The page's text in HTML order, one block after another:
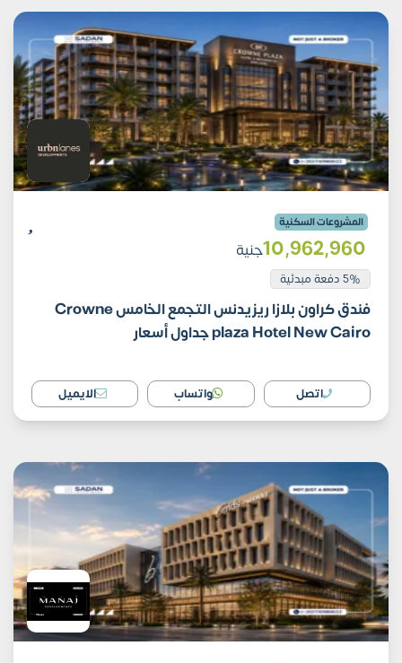
المشروعات السكنية
10٬962٬960جنية
5% دفعة مبدئية
فندق كراون بلازا ريزيدنس التجمع الخامس Crowne
plaza Hotel New Cairo جداول أسعار
اتصل واتساب الايميل